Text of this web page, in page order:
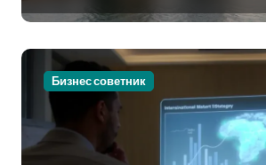
Бизнес советник